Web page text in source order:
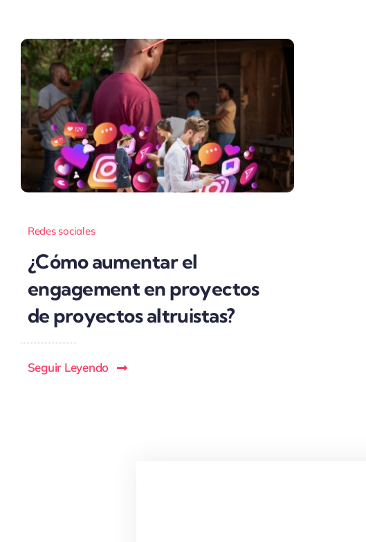
Redes sociales
¿Cómo aumentar el
engagement en proyectos
de proyectos altruistas?
Seguir Leyendo